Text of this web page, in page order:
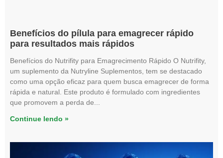
Benefícios do pílula para emagrecer rápido
para resultados mais rápidos
Benefícios do Nutrifity para Emagrecimento Rápido O Nutrifity,
um suplemento da Nutryline Suplementos, tem se destacado
como uma opção eficaz para quem busca emagrecer de forma
rápida e natural. Este produto é formulado com ingredientes
que promovem a perda de
Continue lendo »